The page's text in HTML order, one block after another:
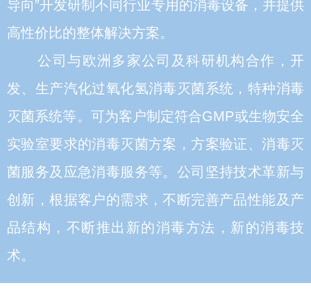
导向”开发研制不同行业专用的消毒设备，并提供
高性价比的整体解决方案。
公司与欧洲多家公司及科研机构合作，开
发、生产汽化过氧化氢消毒灭菌系统，特种消毒
灭菌系统等。可为客户制定符合GMP或生物安全
实验室要求的消毒灭菌方案，方案验证、消毒灭
菌服务及应急消毒服务等。公司坚持技术革新与
创新，根据客户的需求，不断完善产品性能及产
品结构，不断推出新的消毒方法，新的消毒技
术。